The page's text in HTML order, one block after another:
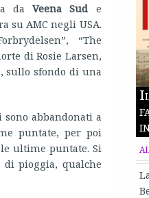
daVeena Sud e
su AMC negli USA.
“The
di Rosie Larsen,
sullo sfondo di una
abbandonati a
puntate, per poi
ultime puntate. Si
di pioggia, qualche